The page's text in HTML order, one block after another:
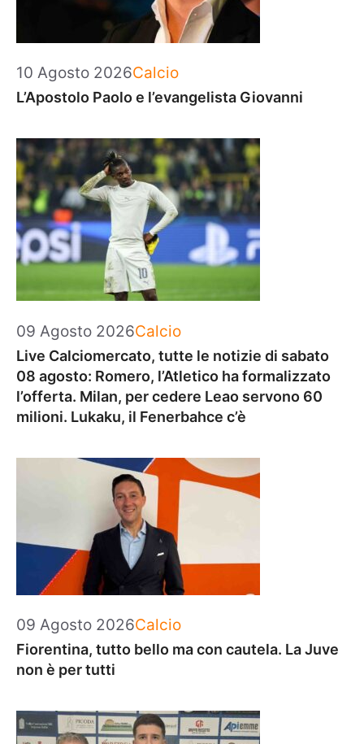
10 Agosto 2026Categorie
Calcio
L’Apostolo Paolo e l’evangelista Giovanni
09 Agosto 2026Categorie
Calcio
Live Calciomercato, tutte le notizie di sabato
08 agosto: Romero, l’Atletico ha formalizzato
l’offerta. Milan, per cedere Leao servono 60
milioni. Lukaku, il Fenerbahce c’è
09 Agosto 2026Categorie
Calcio
Fiorentina, tutto bello ma con cautela. La Juve
non è per tutti